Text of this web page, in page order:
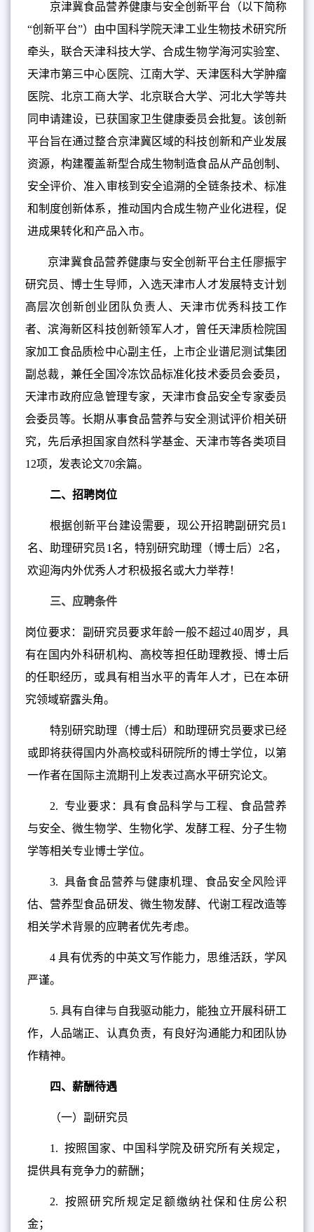
京津冀食品营养健康与安全创新平台（以下简称
“创新平台”）由中国科学院天津工业生物技术研究所
牵头，联合天津科技大学、合成生物学海河实验室、
天津市第三中心医院、江南大学、天津医科大学肿瘤
医院、北京工商大学、北京联合大学、河北大学等共
同申请建设，已获国家卫生健康委员会批复。该创新
平台旨在通过整合京津冀区域的科技创新和产业发展
资源，构建覆盖新型合成生物制造食品从产品创制、
安全评价、准入审核到安全追溯的全链条技术、标准
和制度创新体系，推动国内合成生物产业化进程，促
进成果转化和产品入市。
京津冀食品营养健康与安全创新平台主任廖振宇
研究员、博士生导师，入选天津市人才发展特支计划
高层次创新创业团队负责人、天津市优秀科技工作
者、滨海新区科技创新领军人才，曾任天津质检院国
家加工食品质检中心副主任，上市企业谱尼测试集团
副总裁，兼任全国冷冻饮品标准化技术委员会委员，
天津市政府应急管理专家，天津市食品安全专家委员
会委员等。长期从事食品营养与安全测试评价相关研
究，先后承担国家自然科学基金、天津市等各类项目
12项，发表论文70余篇。
二、招聘岗位
根据创新平台建设需要，现公开招聘副研究员1
名、助理研究员1名，特别研究助理（博士后）2名，
欢迎海内外优秀人才积极报名或大力举荐！
三、 应聘条件
岗位要求：副研究员要求年龄一般不超过40周岁，具
有在国内外科研机构、高校等担任助理教授、博士后
的任职经历，或具有相当水平的青年人才，已在本研
究领域崭露头角。
特别研究助理（博士后）和助理研究员要求已经
或即将获得国内外高校或科研院所的博士学位，以第
一作者在国际主流期刊上发表过高水平研究论文。
2. 专业要求：具有食品科学与工程、食品营养
与安全、微生物学、生物化学、发酵工程、分子生物
学等相关专业博士学位。
3. 具备食品营养与健康机理、食品安全风险评
估、营养型食品研发、微生物发酵、代谢工程改造等
相关学术背景的应聘者优先考虑。
4具有优秀的中英文写作能力，思维活跃，学风
严谨。
5. 具有自律与自我驱动能力，能独立开展科研工
作，人品端正、认真负责，有良好沟通能力和团队协
作精神。
四、薪酬待遇
（一）副研究员
1. 按照国家、中国科学院及研究所有关规定，
提供具有竞争力的薪酬；
2.
按照研究所规定足额缴纳社保和住房公积
金；